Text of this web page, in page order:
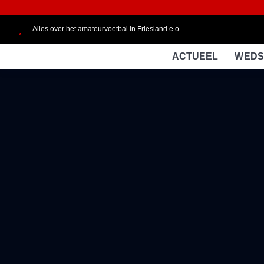
Alles over het amateurvoetbal in Friesland e.o.
ACTUEEL